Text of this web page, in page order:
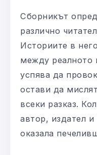
Сборникът
различно
Историите в
между реалното
успява да
остави да
всеки разказ.
автор, издател
оказала